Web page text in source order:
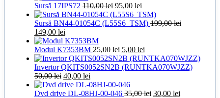
Sursă 17IPS72110,00lei Prețul
inițial
a
95,00 leiPrețul
curent
este:
Sursă BN44-01054C (L55S6_TSM)199,00lei
Prețul
inițial
a
fost:
199,00 lei.
149,00 leiPrețul
curent
este:
149,00 lei.
Modul K7353BM25,00lei Prețul
inițial
a
25,00 lei.
5,00 leiPrețul
curent
este:
Invertor QKITS0052SN2B (RUNTKA070WJZZ)
50,00lei Prețul
inițial
a
40,00 leiPrețul
curent
este:
Dvd drive DL-08HJ-00-04635,00lei Prețul
30,00 leiPrețul